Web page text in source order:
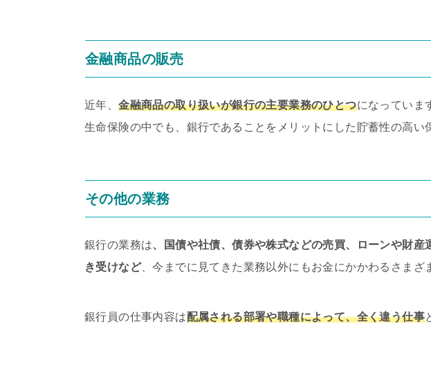
金融商品の販売
近年、金融商品の取り扱いが銀行の主要業務のひとつになっていま
生命保険の中でも、銀行であることをメリットにした貯蓄性の高い
その他の業務
銀行の業務は、国債や社債、債券や株式などの売買、ローンや財産
き受けなど、今までに見てきた業務以外にもお金にかかわるさまざ
銀行員の仕事内容は配属される部署や職種によって、全く違う仕事